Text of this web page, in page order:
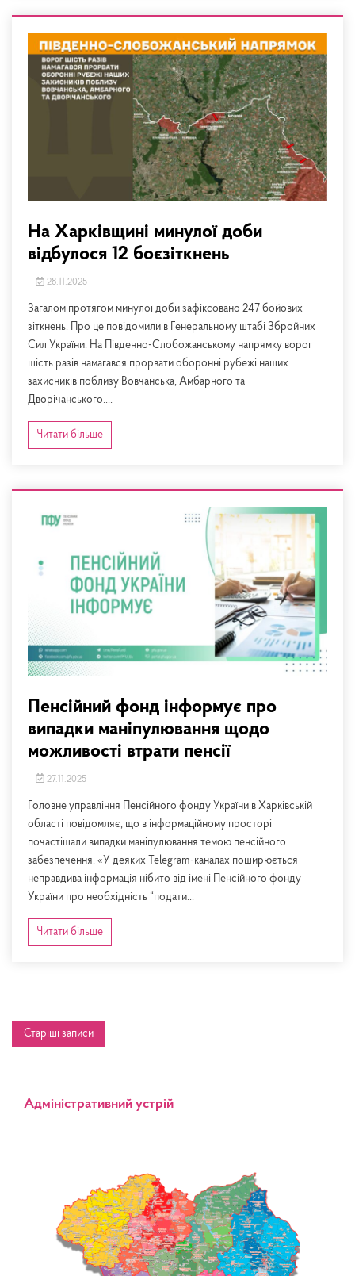
На Харківщині минулої доби
відбулося 12 боєзіткнень
28.11.2025
Загалом протягом минулої доби зафіксовано 247 бойових
зіткнень. Про це повідомили в Генеральному штабі Збройних
Сил України. На Південно-Слобожанському напрямку ворог
шість разів намагався прорвати оборонні рубежі наших
захисників поблизу Вовчанська, Амбарного та
Дворічанського....
Читати більше
Пенсійний фонд інформує про
випадки маніпулювання щодо
можливості втрати пенсії
27.11.2025
Головне управління Пенсійного фонду України в Харківській
області повідомляє, що в інформаційному просторі
почастішали випадки маніпулювання темою пенсійного
забезпечення. «У деяких Telegram-каналах поширюється
неправдива інформація нібито від імені Пенсійного фонду
України про необхідність “подати...
Читати більше
записів
Старіші записи
Адміністративний устрій